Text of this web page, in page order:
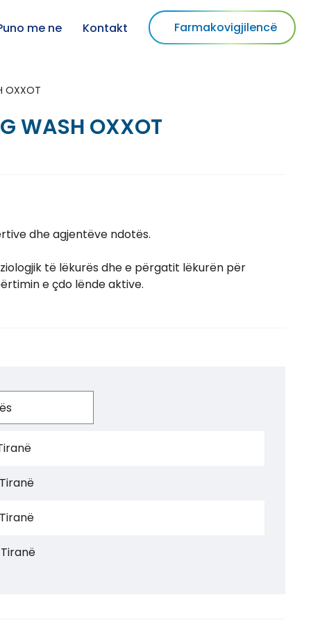
me ne Kontakt Farmakovigjilencë
OXXOT
WASH OXXOT
dhe agjentëve ndotës.
të lëkurës dhe e përgatit lëkurën për
e çdo lënde aktive.